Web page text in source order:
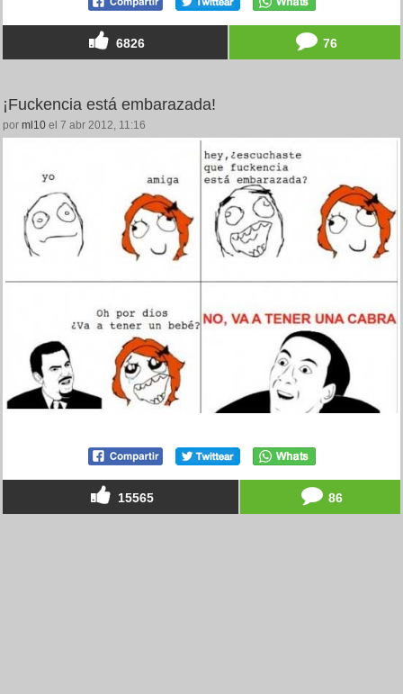
6826 76
¡Fuckencia está embarazada!
por ml10 el 7 abr 2012, 11:16
15565 86